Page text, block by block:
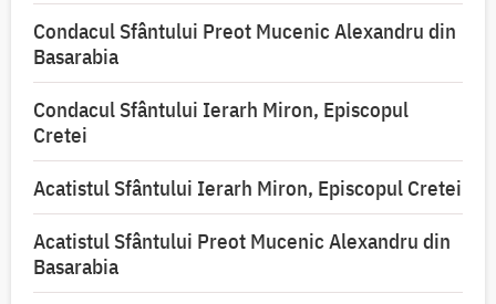
Condacul Sfântului Preot Mucenic Alexandru din
Basarabia
Condacul Sfântului Ierarh Miron, Episcopul
Cretei
Acatistul Sfântului Ierarh Miron, Episcopul Cretei
Acatistul Sfântului Preot Mucenic Alexandru din
Basarabia